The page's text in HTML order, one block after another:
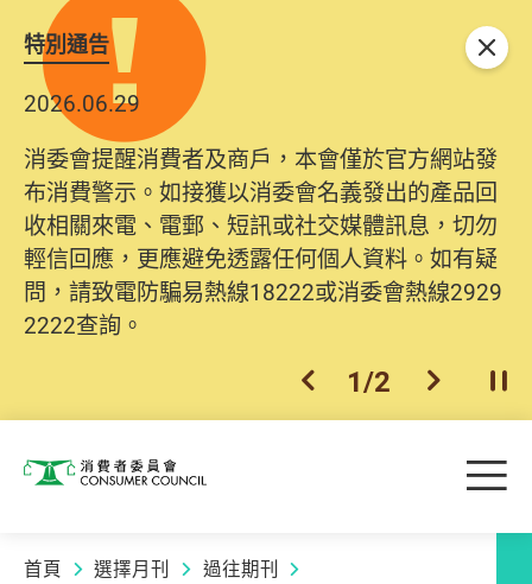
特別通告
2026.06.29
消委會提醒消費者及商戶，本會僅於官方網站發
布消費警示。如接獲以消委會名義發出的產品回
收相關來電、電郵、短訊或社交媒體訊息，切勿
輕信回應，更應避免透露任何個人資料。如有疑
問，請致電防騙易熱線18222或消委會熱線2929
2222查詢。
上一個
1/2 下一個開
關閉
消費者委員會 目
首頁 選擇月刊 過往期刊